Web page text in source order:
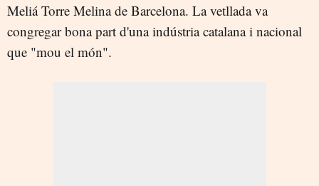
Meliá Torre Melina de Barcelona. La vetllada va
congregar bona part d'una indústria catalana i nacional
que "mou el món".